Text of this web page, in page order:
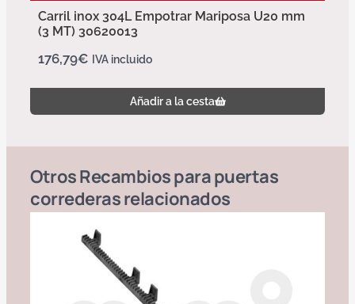
Carril inox 304L Empotrar Mariposa U20 mm
(3 MT) 30620013
176,79€ IVA incluido
Añadir a la cesta
OtrosRecambios para puertas
correderasrelacionados